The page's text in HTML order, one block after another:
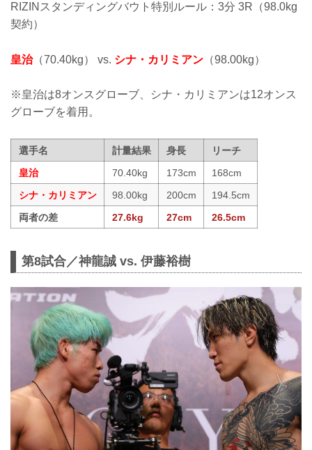
RIZINスタンディングバウト特別ルール：3分 3R（98.0kg
契約）
皇治（70.40kg） vs. シナ・カリミアン （98.00kg）
※皇治は8オンスグローブ、シナ・カリミアンは12オンス
グローブを着用。
選手名 計量結果 身長
リーチ
皇治
70.40kg 173cm
168cm
シナ・カリミアン
98.00kg 200cm
194.5cm
両者の差
27.6kg 27cm 26.5cm
第8試合／神龍誠 vs. 伊藤裕樹